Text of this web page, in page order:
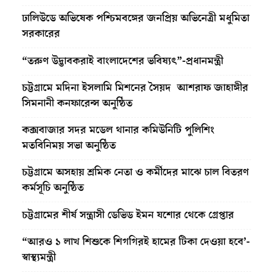
ঢালিউডে অভিষেক পশ্চিমবঙ্গের জনপ্রিয় অভিনেত্রী মধুমিতা
সরকারের
“তরুণ উদ্ভাবকরাই বাংলাদেশের ভবিষ্যৎ”-প্রধানমন্ত্রী
চট্টগ্রামে মদিনা ইসলামি মিশনের সৈয়দ আশরাফ জাহাঙ্গীর
সিমনানী কনফারেন্স অনুষ্ঠিত
কক্সবাজার সদর মডেল থানার কমিউনিটি পুলিশিং
মতবিনিময় সভা অনুষ্ঠিত
চট্টগ্রামে অসহায় শ্রমিক নেতা ও কর্মীদের মাঝে চাল বিতরণ
কর্মসূচি অনুষ্ঠিত
চট্টগ্রামের শীর্ষ সন্ত্রাসী ডেভিড ইমন যশোর থেকে গ্রেপ্তার
“আরও ১ লাখ শিশুকে শিগগিরই হামের টিকা দেওয়া হবে’-
স্বাস্থ্যমন্ত্রী